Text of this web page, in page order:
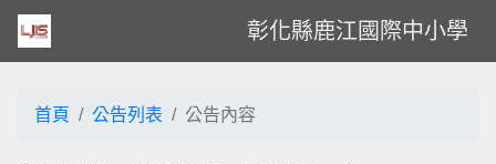
彰化縣鹿江國際中小學
首頁 公告列表 公告內容